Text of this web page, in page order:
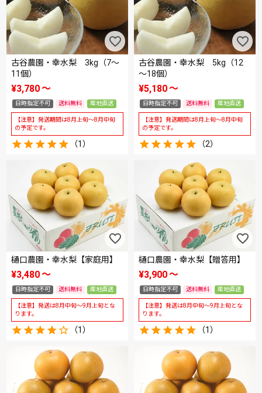
古谷農園・幸水梨 3kg（7～
11個）
¥3,780〜
日時指定不可 送料無料 産地直送
【注意】発送期間は8月上旬～8月中旬
の予定です。
（1）
古谷農園・幸水梨 5kg（12
～18個）
¥5,180〜
日時指定不可 送料無料 産地直送
【注意】発送期間は8月上旬～8月中旬
の予定です。
（2）
樋口農園・幸水梨【家庭用】
¥3,480〜
日時指定不可 送料無料 産地直送
【注意】発送は8月中旬～9月上旬とな
ります。
（1）
樋口農園・幸水梨【贈答用】
¥3,900〜
日時指定不可 送料無料 産地直送
【注意】発送は8月中旬～9月上旬とな
ります。
（1）